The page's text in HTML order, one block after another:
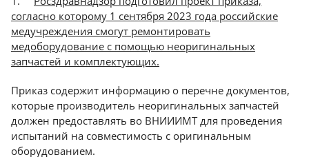
товарах
Контакты
(800)
500-
90-
93
согласно которому 1 сентября 2023 года российские
медучреждения смогут ремонтировать
медоборудование с помощью неоригинальных
запчастей и комплектующих.
Приказ содержит информацию о перечне документов,
которые производитель неоригинальных запчастей
должен предоставлять во ВНИИИМТ для проведения
испытаний на совместимость с оригинальным
оборудованием.